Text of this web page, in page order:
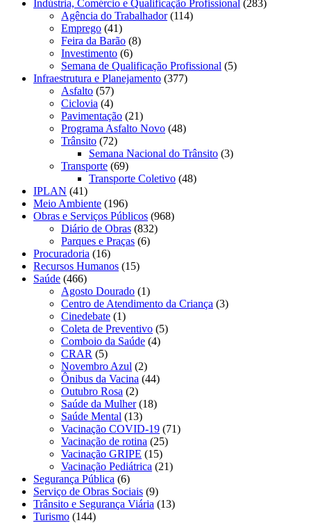
Indústria, Comércio e Qualificação Profissional (283)
Agência do Trabalhador(114)
Emprego (41)
Feira da Barão (8)
Investimento (6)
Semana de Qualificação Profissional (5)
Infraestrutura e Planejamento (377)
Asfalto (57)
Ciclovia (4)
Pavimentação (21)
Programa Asfalto Novo (48)
Trânsito (72)
Semana Nacional do Trânsito (3)
Transporte (69)
Transporte Coletivo (48)
IPLAN (41)
Meio Ambiente (196)
Obras e Serviços Públicos (968)
Diário de Obras (832)
Parques e Praças (6)
Procuradoria (16)
Recursos Humanos (15)
Saúde (466)
Agosto Dourado (1)
Centro de Atendimento da Criança (3)
Cinedebate (1)
Coleta de Preventivo (5)
Comboio da Saúde (4)
CRAR (5)
Novembro Azul (2)
Ônibus da Vacina (44)
Outubro Rosa (2)
Saúde da Mulher(18)
Saúde Mental (13)
Vacinação COVID-19 (71)
Vacinação de rotina (25)
Vacinação GRIPE (15)
Vacinação Pediátrica (21)
Segurança Pública (6)
Serviço de Obras Sociais (9)
Trânsito e Segurança Viária (13)
Turismo (144)